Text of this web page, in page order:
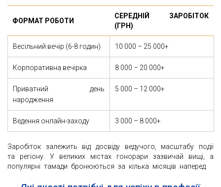
ФОРМАТ РОБОТИ
СЕРЕДНІЙ ЗАРОБІТОК
(ГРН)
Весільний вечір (6-8 годин) 10 000 – 25 000+
Корпоративна вечірка 8 000 – 20 000+
Приватний день
народження
5 000 – 12 000+
Ведення онлайн-заходу 3 000 – 8 000+
Заробіток залежить від досвіду ведучого, масштабу події
та регіону. У великих містах гонорари зазвичай вищі, а
популярні тамади бронюються за кілька місяців наперед.